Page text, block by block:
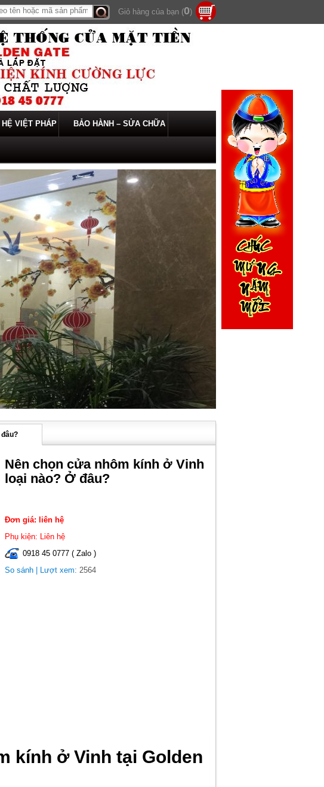
Tìm
Giỏ hàng của bạn (0)
VIỆT PHÁP BẢO HÀNH – SỬA CHỮA
Nên chọn cửa nhôm kính ở Vinh
loại nào? Ở đâu?
Đơn giá: liên hệ
Phụ kiện: Liên hệ
0918 45 0777 ( Zalo )
So sánh | Lượt xem:2564
kính ở Vinh tại Golden